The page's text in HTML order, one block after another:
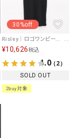
30%off
Risley｜ロゴワンピース [[R2601-ROP973]][F]
¥10,626税込
4.0（2）
SOLD OUT
2buy対象